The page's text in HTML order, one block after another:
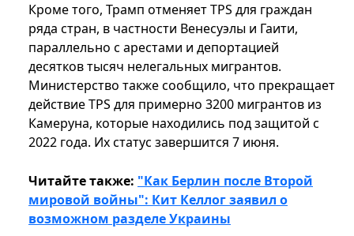
Кроме того, Трамп отменяет TPS для граждан
ряда стран, в частности Венесуэлы и Гаити,
параллельно с арестами и депортацией
десятков тысяч нелегальных мигрантов.
Министерство также сообщило, что прекращает
действие TPS для примерно 3200 мигрантов из
Камеруна, которые находились под защитой с
2022 года. Их статус завершится 7 июня.
Читайте также: "Как Берлин после Второй
мировой войны": Кит Келлог заявил о
возможном разделе Украины